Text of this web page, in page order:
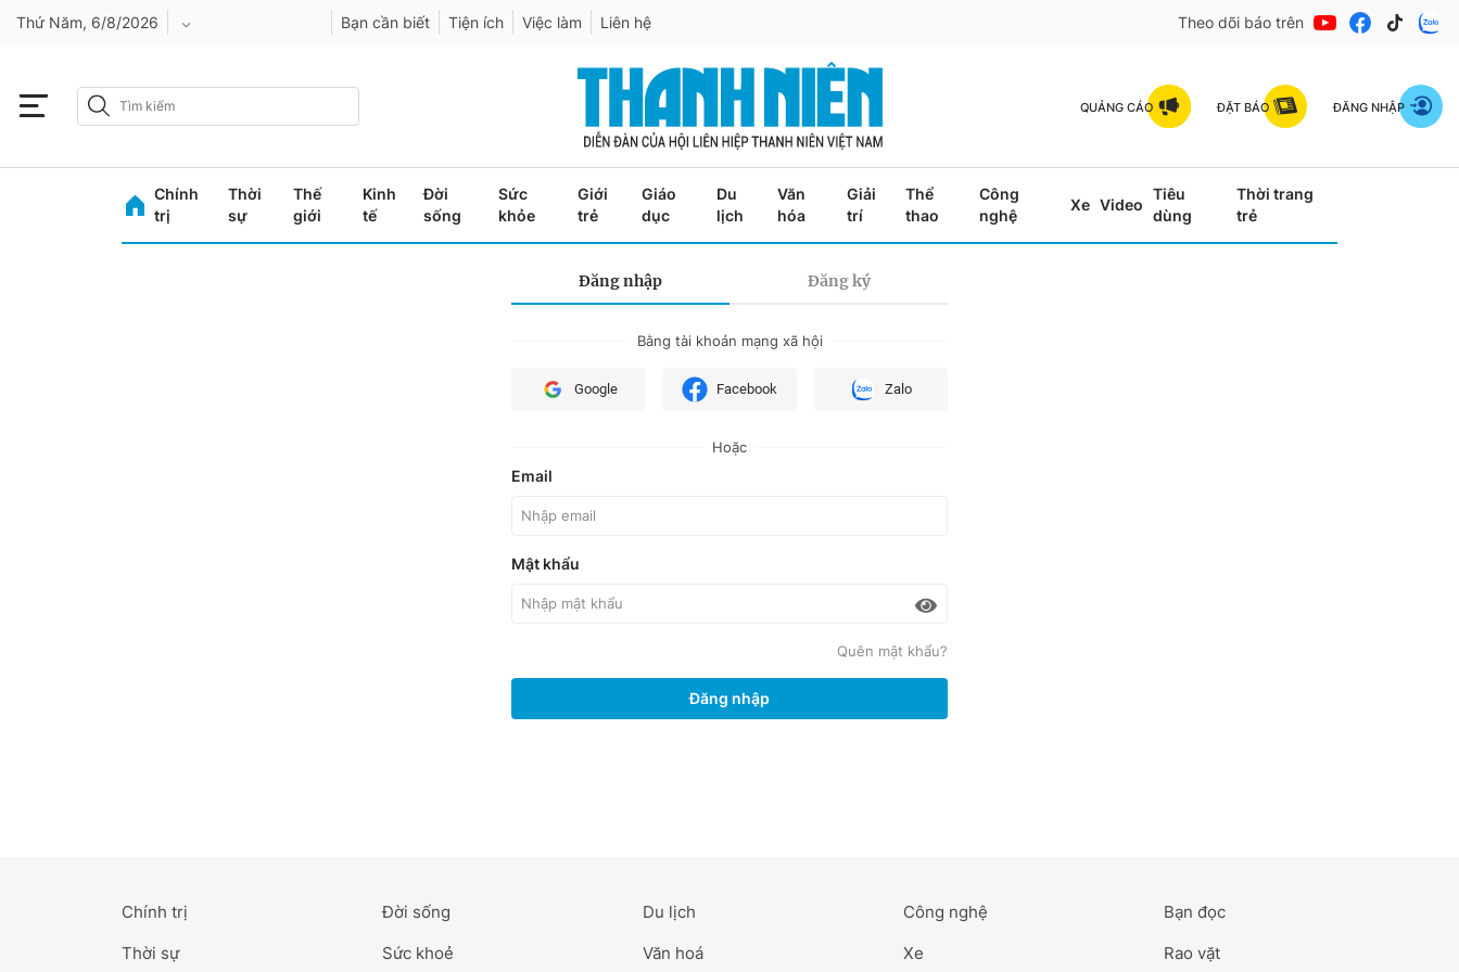
Thứ Năm, 6/8/2026
Bình Phước
Bạn cần biết Tiện ích Việc làm Liên hệ Theo dõi báo trên
QUẢNG CÁO ĐẶT BÁO ĐĂNG NHẬP
Chính
trị
Thời
sự
Thế
giới
Kinh
tế
Đời
sống
Sức
khỏe
Giới
trẻ
Giáo
dục
Du
lịch
Văn
hóa
Giải
trí
Thể
thao
Công
nghệ
Xe Video
Tiêu
dùng
Thời trang
trẻ
Đăng nhập Đăng ký
Bằng tài khoản mạng xã hội
Google Facebook Zalo
Hoặc
Email
Mật khẩu
Quên mật khẩu?
Đăng nhập
Chính trị
Thời sự
Đời sống
Sức khoẻ
Du lịch
Văn hoá
Công nghệ
Xe
Bạn đọc
Rao vặt